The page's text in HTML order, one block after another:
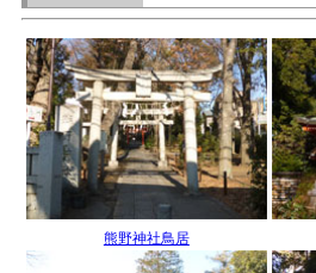
熊野神社鳥居